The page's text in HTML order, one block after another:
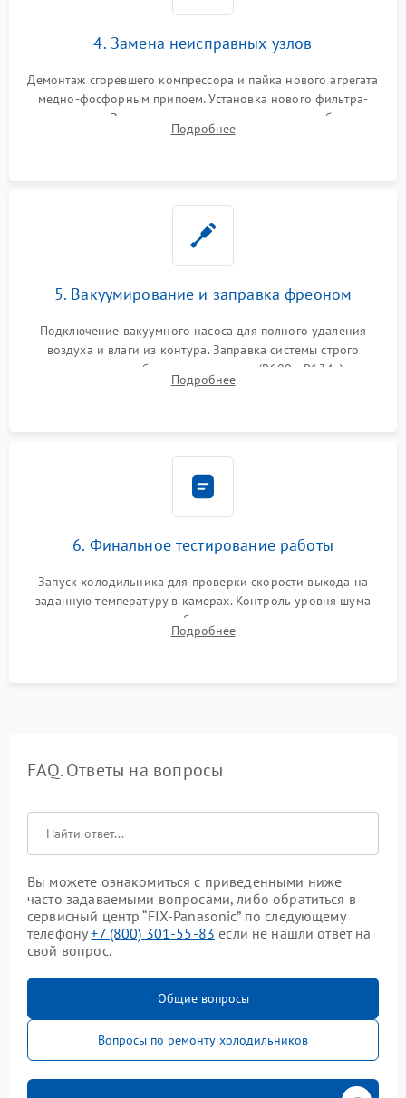
4. Замена неисправных узлов
Демонтаж сгоревшего компрессора и пайка нового агрегата
медно-фосфорным припоем. Установка нового фильтра-
осушителя. Замена изношенных вентиляторов обдува,
сломанных заслонок или поврежденных дверных петель.
Подробнее
5. Вакуумирование и заправка фреоном
Подключение вакуумного насоса для полного удаления
воздуха и влаги из контура. Заправка системы строго
дозированным объемом хладагента (R600a, R134a) по
электронным весам. Контроль рабочего давления в системе.
Подробнее
6. Финальное тестирование работы
Запуск холодильника для проверки скорости выхода на
заданную температуру в камерах. Контроль уровня шума
компрессора, отсутствия обмерзания стенок и корректного
срабатывания системы автоматической оттайки.
Подробнее
FAQ. Ответы на вопросы
Вы можете ознакомиться с приведенными ниже
часто задаваемыми вопросами, либо обратиться в
сервисный центр “FIX-Panasonic” по следующему
телефону+7 (800) 301-55-83 если не нашли ответ на
свой вопрос.
Общие вопросы
Вопросы по ремонту холодильников